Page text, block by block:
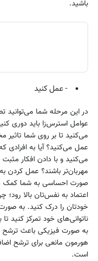
باشید.
- عمل کنید
در این مرحله شما می‌توانید
عوامل استرس‌زا باید دوری
می‌کنید تا بر روی شما تاثیر
عمل می‌کنید؟ آیا به افرادی
می‌کنید و با دادن افکار
مهربان‌تر باشند؟ عمل
صورت احساسی به شما کمک
اعتماد به نفس‌تان بالا رود؛
خودتان را درک کنید. به
ناتوانی‌های خود تمرکز کنید
هورمون مانعی برای ترشح
است.